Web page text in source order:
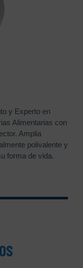
y Experto en
Alimentarias con
Amplia
polivalente y
forma de vida.